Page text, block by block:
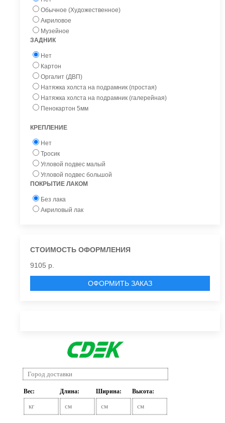
Обычное (Художественное)
Акриловое
Музейное
ЗАДНИК
Нет
Картон
Оргалит (ДВП)
Натяжка холста на подрамник (простая)
Натяжка холста на подрамник (галерейная)
Пенокартон 5мм
КРЕПЛЕНИЕ
Нет
Тросик
Угловой подвес малый
Угловой подвес большой
ПОКРЫТИЕ ЛАКОМ
Без лака
Акриловый лак
СТОИМОСТЬ ОФОРМЛЕНИЯ
9105 р.
ОФОРМИТЬ ЗАКАЗ